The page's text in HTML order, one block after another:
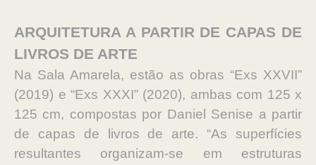
ARQUITETURA A PARTIR DE CAPAS DE
LIVROS DE ARTE
Na Sala Amarela, estão as obras “Exs XXVII”
(2019) e “Exs XXXI” (2020), ambas com 125 x
125 cm, compostas por Daniel Senise a partir
de capas de livros de arte. “As superfícies
resultantes organizam-se em estruturas